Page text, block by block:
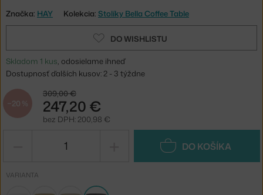
Značka: HAY Kolekcia: Stolíky Bella Coffee Table
DO WISHLISTU
Skladom 1 kus, odosielame ihneď
Dostupnosť ďalších kusov: 2 - 3 týždne
−20 %
309,00 €
247,20 €
bez DPH: 200,98 €
DO KOŠÍKA
VARIANTA